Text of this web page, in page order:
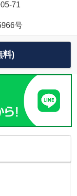
71
号
料)